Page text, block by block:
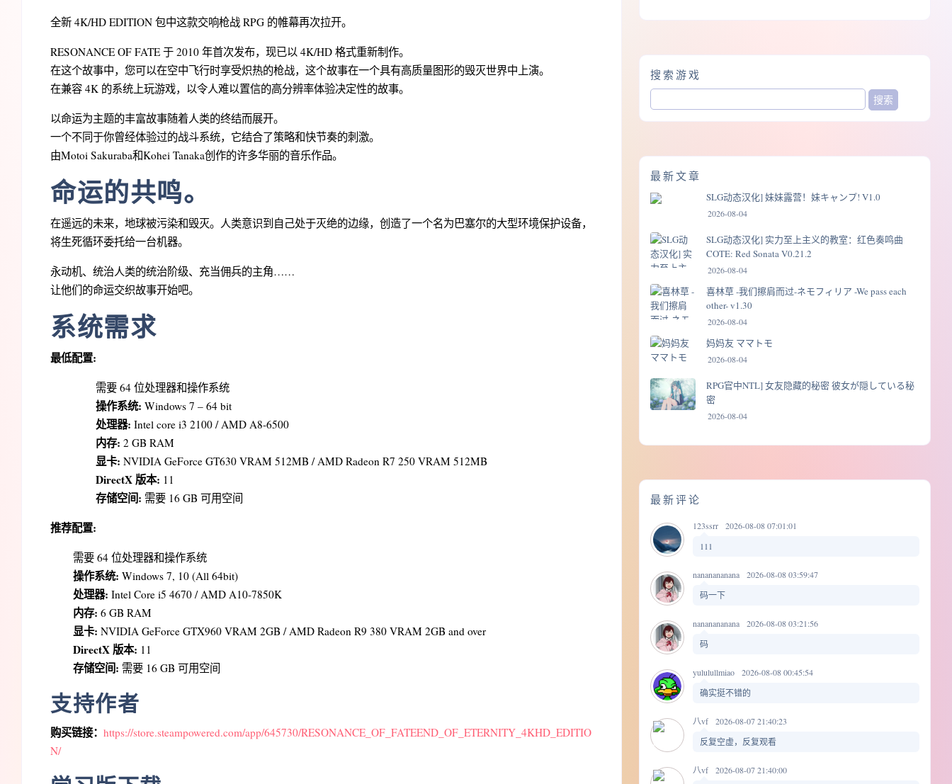
全新 4K/HD EDITION 包中这款交响枪战 RPG 的帷幕再次拉开。
RESONANCE OF FATE 于 2010 年首次发布，现已以 4K/HD 格式重新制作。
在这个故事中，您可以在空中飞行时享受炽热的枪战，这个故事在一个具有高质量图形的毁灭世界中上演。
在兼容 4K 的系统上玩游戏，以令人难以置信的高分辨率体验决定性的故事。
以命运为主题的丰富故事随着人类的终结而展开。
一个不同于你曾经体验过的战斗系统，它结合了策略和快节奏的刺激。
由Motoi Sakuraba和Kohei Tanaka创作的许多华丽的音乐作品。
命运的共鸣。
在遥远的未来，地球被污染和毁灭。人类意识到自己处于灭绝的边缘，创造了一个名为巴塞尔的大型环境保护设备，
将生死循环委托给一台机器。
永动机、统治人类的统治阶级、充当佣兵的主角……
让他们的命运交织故事开始吧。
系统需求
最低配置:
需要 64 位处理器和操作系统
操作系统: Windows 7 – 64 bit
处理器: Intel core i3 2100 / AMD A8-6500
内存: 2 GB RAM
显卡: NVIDIA GeForce GT630 VRAM 512MB / AMD Radeon R7 250 VRAM 512MB
DirectX 版本: 11
存储空间: 需要 16 GB 可用空间
推荐配置:
需要 64 位处理器和操作系统
操作系统: Windows 7, 10 (All 64bit)
处理器: Intel Core i5 4670 / AMD A10-7850K
内存: 6 GB RAM
显卡: NVIDIA GeForce GTX960 VRAM 2GB / AMD Radeon R9 380 VRAM 2GB and over
DirectX 版本: 11
存储空间: 需要 16 GB 可用空间
支持作者
购买链接： https://store.steampowered.com/app/645730/RESONANCE_OF_FATEEND_OF_ETERNITY_4KHD_EDITIO
N/
搜索游戏
最新文章
SLG动态汉化] 妹妹露营！妹キャンプ! V1.0
2026-08-04
SLG动态汉化] 实力至上主义的教室：红色奏鸣曲
COTE: Red Sonata V0.21.2
2026-08-04
喜林草 -我们擦肩而过-ネモフィリア -We pass each
other- v1.30
2026-08-04
妈妈友 ママトモ
2026-08-04
RPG官中NTL] 女友隐藏的秘密 彼女が隠している秘
密
2026-08-04
最新评论
123ssrr
2026-08-08 07:01:01
111
nananananana
2026-08-08 03:59:47
码一下
nananananana
2026-08-08 03:21:56
码
yululullmiao
2026-08-08 00:45:54
确实挺不错的
八vf
2026-08-07 21:40:23
反复空虚，反复观看
八vf
2026-08-07 21:40:00